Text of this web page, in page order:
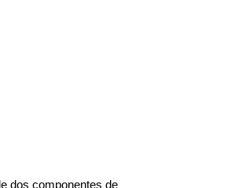
dos componentes de